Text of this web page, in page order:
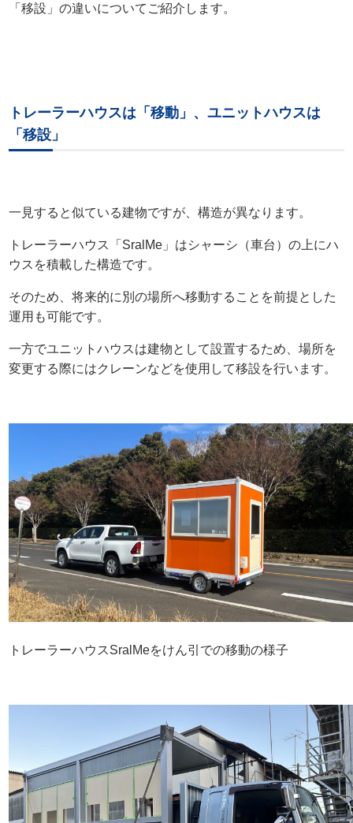
「移設」の違いについてご紹介します。
トレーラーハウスは「移動」、ユニットハウスは
「移設」
一見すると似ている建物ですが、構造が異なります。
トレーラーハウス「SralMe」はシャーシ（車台）の上にハ
ウスを積載した構造です。
そのため、将来的に別の場所へ移動することを前提とした
運用も可能です。
一方でユニットハウスは建物として設置するため、場所を
変更する際にはクレーンなどを使用して移設を行います。
トレーラーハウスSralMeをけん引での移動の様子